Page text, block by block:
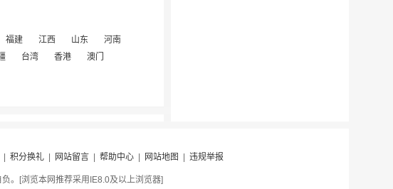
福建 江西 山东
河南
台湾 香港 澳门
积分换礼| 网站留言| 帮助中心| 网站地图 违规举报
。[浏览本网推荐采用IE8.0及以上浏览器]